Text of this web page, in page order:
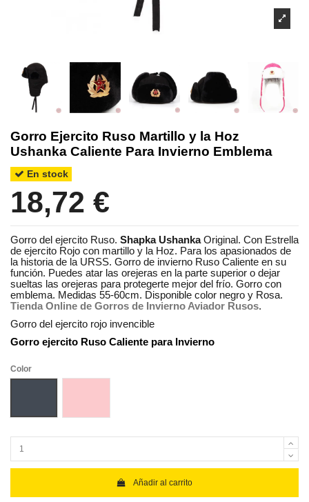
Gorro Ejercito Ruso Martillo y la Hoz
Ushanka Caliente Para Invierno Emblema
En stock
18,72 €
Gorro del ejercito Ruso. Shapka UshankaOriginal. Con Estrella
de ejercito Rojo con martillo y la Hoz. Para los apasionados de
la historia de la URSS. Gorro de invierno Ruso Caliente en su
función. Puedes atar las orejeras en la parte superior o dejar
sueltas las orejeras para protegerte mejor del frío. Gorro con
emblema. Medidas 55-60cm. Disponible color negro y Rosa.
Tienda Online de Gorros de Invierno Aviador Rusos.
Gorro del ejercito rojo invencible
Gorro ejercito Ruso Caliente para Invierno
Color
Añadir al carrito